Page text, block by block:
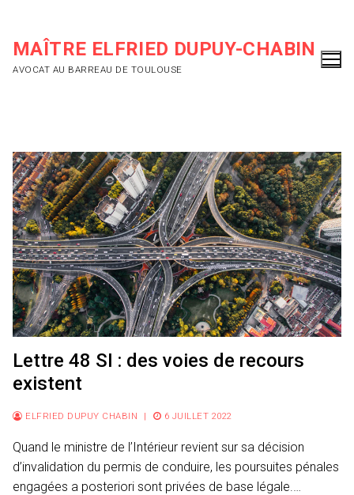
contenu
MAÎTRE ELFRIED DUPUY-CHABIN
AVOCAT AU BARREAU DE TOULOUSE
Lettre 48 SI : des voies de recours
existent
ELFRIED DUPUY CHABIN | 6 JUILLET 2022
Quand le ministre de l’Intérieur revient sur sa décision
d’invalidation du permis de conduire, les poursuites pénales
engagées a posteriori sont privées de base légale.…